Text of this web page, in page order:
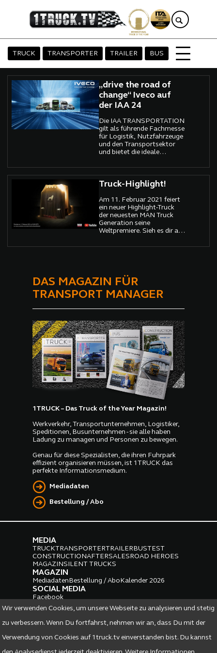
Wir verwenden Cookies, um unsere Webseite zu analysieren und stetig
zu verbessern. Wenn Du fortfahrst, nehmen wir an, dass Du mit der
Verwendung von Cookies auf 1truck.tv einverstanden bist. Du kannst
TRUCK TRANSPORTER TRAILER BUS
„drive the road of
change“ Iveco auf
der IAA 24
Die IAA TRANSPORTATION
gilt als führende Fachmesse
für Logistik, Nutzfahrzeuge
und den Transportsektor
und bietet die ideale
Entwicklungen in der
Branche zu präsentieren.
IVECO nutzt diese
beeindruckenden
Messeauftritt zu zeigen, wie
der Weg zu einer
nachhaltigeren Mobilität
aussieht.
Truck-Highlight!
Am 11. Februar 2021 feiert
ein neuer Highlight-Truck
der neuesten MAN Truck
Generation seine
Weltpremiere. Sieh es dir auf
QuickStop“ an.
DAS MAGAZIN FÜR
TRANSPORT MANAGER
1TRUCK – Das Truck of the Year Magazin!
Werkverkehr, Transportunternehmen, Logistiker,
Speditionen, Busunternehmen - sie alle haben
Ladung zu managen und Personen zu bewegen.
Genau für diese Spezialisten, die ihren Fuhrpark
effizient organisieren müssen, ist 1TRUCK das
perfekte Informationsmedium.
Mediadaten
Bestellung / Abo
MEDIA
TRUCKTRANSPORTERTRAILER BUSTEST
CONSTRUCTIONAFTERSALES ROAD HEROES
MAGAZIN SILENT TRUCKS
MAGAZIN
Mediadaten Bestellung / Abo Kalender 2026
SOCIAL MEDIA
Facebook
Instagram LinkedIn